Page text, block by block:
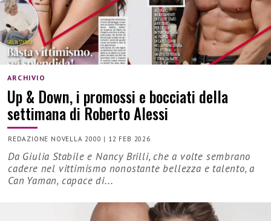
ARCHIVIO
Up & Down, i promossi e bocciati della
settimana di Roberto Alessi
REDAZIONE NOVELLA 2000 | 12 FEB 2026
Da Giulia Stabile e Nancy Brilli, che a volte sembrano
cadere nel vittimismo nonostante bellezza e talento, a
Can Yaman, capace di...